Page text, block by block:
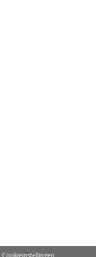
Cookieinstellingen